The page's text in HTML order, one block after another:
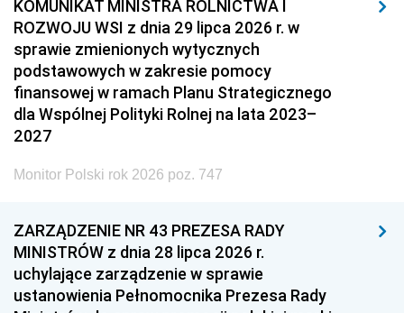
KOMUNIKAT MINISTRA ROLNICTWA I
ROZWOJU WSI z dnia 29 lipca 2026 r. w
sprawie zmienionych wytycznych
podstawowych w zakresie pomocy
finansowej w ramach Planu Strategicznego
dla Wspólnej Polityki Rolnej na lata 2023–
2027
Monitor Polski rok 2026 poz. 747
ZARZĄDZENIE NR 43 PREZESA RADY
MINISTRÓW z dnia 28 lipca 2026 r.
uchylające zarządzenie w sprawie
ustanowienia Pełnomocnika Prezesa Rady